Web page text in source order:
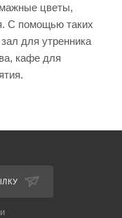
цветы,
С помощью таких
для утренника
кафе для